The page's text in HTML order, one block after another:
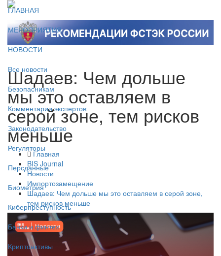
ГЛАВНАЯ
МЕРОПРИЯТИЯ
НОВОСТИ
Все новости
Безопасникам
Комментарии экспертов
Законодательство
Регуляторы
Персданные
Биометрия
Киберпреступность
Банки и финтех
Криптоактивы
Шадаев: Чем дольше
мы это оставляем в
серой зоне, тем рисков
меньше
Главная
BIS Journal
Новости
Импортозамещение
Шадаев: Чем дольше мы это оставляем в серой зоне,
тем рисков меньше